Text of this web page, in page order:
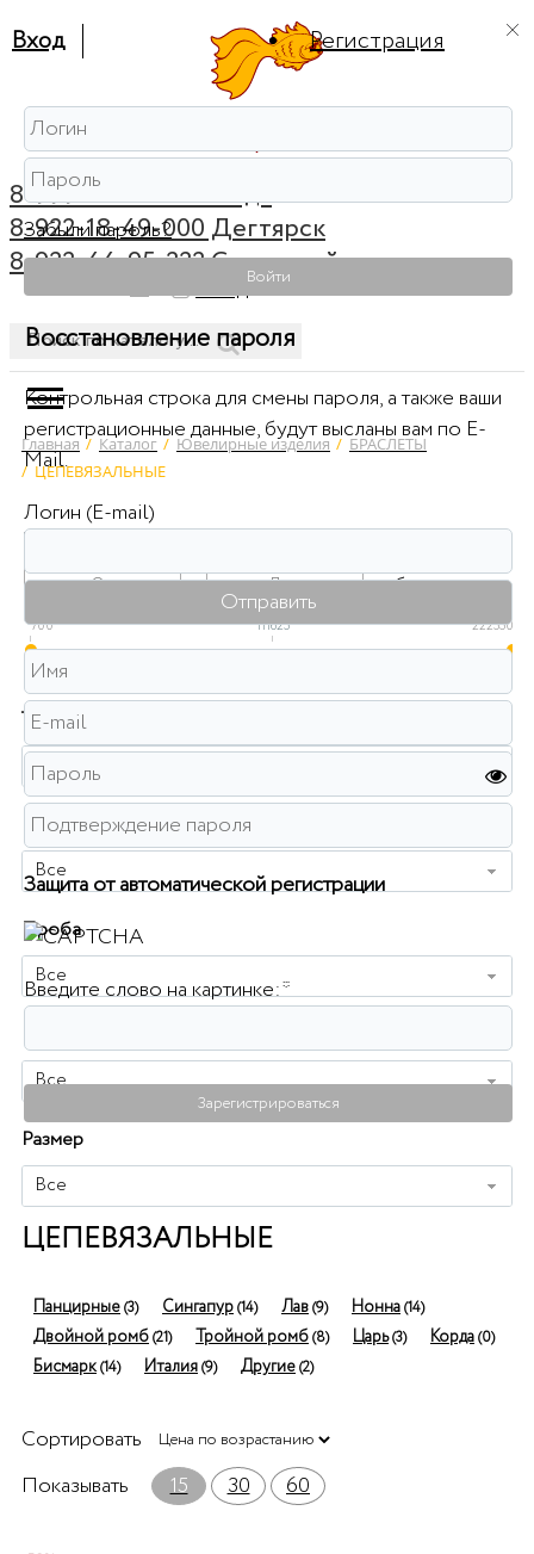
8-999-56-56-111 Ревда
8-922-18-49-000 Дегтярск
8-922-44-95-222 Советский
Вход
Главная / Каталог / Ювелирные изделия / БРАСЛЕТЫ
/ ЦЕПЕВЯЗАЛЬНЫЕ
Розничная цена
- руб.
700 111625 222550
Тип изделия
Все
Металл
Все
Проба
Все
Все
Размер
Все
ЦЕПЕВЯЗАЛЬНЫЕ
Панцирные(3) Сингапур(14) Лав(9) Нонна(14)
Двойной ромб(21) Тройной ромб(8) Царь(3) Корда(0)
Бисмарк(14) Италия(9) Другие(2)
Сортировать
Показывать
15 30 60
Вход Регистрация
Забыли пароль?
Войти
Восстановление пароля
Контрольная строка для смены пароля, а также ваши
регистрационные данные, будут высланы вам по E-
Mail.
Логин (E-mail)
Защита от автоматической регистрации
Введите слово на картинке:*
Зарегистрироваться